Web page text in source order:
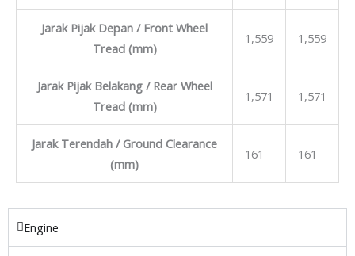
Jarak Pijak Depan / Front Wheel
Tread (mm)
1,559 1,559
Jarak Pijak Belakang / Rear Wheel
Tread (mm)
1,571 1,571
Jarak Terendah / Ground Clearance
(mm)
161 161
Engine